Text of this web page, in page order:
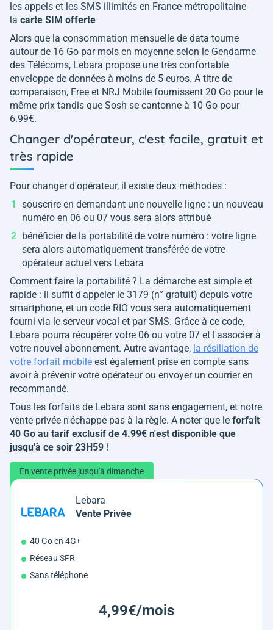
les appels et les SMS illimités en France métropolitaine
la carte SIM offerte
Alors que la consommation mensuelle de data tourne
autour de 16 Go par mois en moyenne selon le Gendarme
des Télécoms, Lebara propose une très confortable
enveloppe de données à moins de 5 euros. A titre de
comparaison, Free et NRJ Mobile fournissent 20 Go pour le
même prix tandis que Sosh se cantonne à 10 Go pour
6.99€.
Changer d'opérateur, c'est facile, gratuit et
très rapide
Pour changer d'opérateur, il existe deux méthodes :
souscrire en demandant une nouvelle ligne : un nouveau
numéro en 06 ou 07 vous sera alors attribué
bénéficier de la portabilité de votre numéro : votre ligne
sera alors automatiquement transférée de votre
opérateur actuel vers Lebara
Comment faire la portabilité ? La démarche est simple et
rapide : il suffit d'appeler le 3179 (n° gratuit) depuis votre
smartphone, et un code RIO vous sera automatiquement
fourni via le serveur vocal et par SMS. Grâce à ce code,
Lebara pourra récupérer votre 06 ou votre 07 et l'associer à
votre nouvel abonnement. Autre avantage, la résiliation de
votre forfait mobile est également prise en compte sans
avoir à prévenir votre opérateur ou envoyer un courrier en
recommandé.
Tous les forfaits de Lebara sont sans engagement, et notre
vente privée n'échappe pas à la règle. A noter que le forfait
40 Go au tarif exclusif de 4.99€ n'est disponible que
jusqu'à ce soir 23H59 !
En vente privée jusqu'à dimanche
Lebara
Vente Privée
40 Go en 4G+
Réseau SFR
Sans téléphone
4,99€/mois